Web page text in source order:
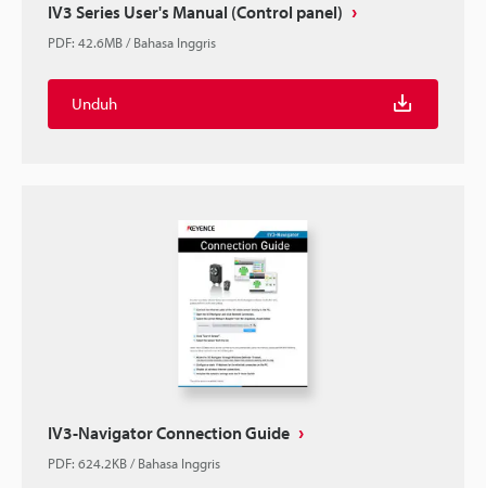
IV3 Series User's Manual (Control panel)
PDF: 42.6MB/Bahasa Inggris
Unduh
IV3-Navigator Connection Guide
PDF: 624.2KB/Bahasa Inggris